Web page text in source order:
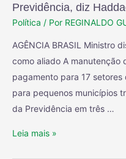
Previdência, diz
Política / Por REGINALDO
AGÊNCIA BRASIL Ministro
como aliado A manutenção
pagamento para 17
para pequenos municípios
da Previdência em três …
Leia mais »